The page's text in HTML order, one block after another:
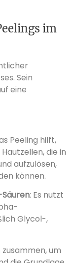
im
Sein
eine
Peeling hilft,
die in
aufzulösen,
können.
: Es nutzt
Glycol-,
um